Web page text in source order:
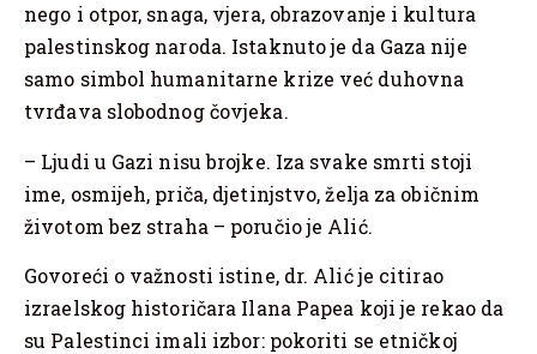
nego i otpor, snaga, vjera, obrazovanje i kultura
palestinskog naroda. Istaknuto je da Gaza nije
samo simbol humanitarne krize već duhovna
tvrđava slobodnog čovjeka.
– Ljudi u Gazi nisu brojke. Iza svake smrti stoji
ime, osmijeh, priča, djetinjstvo, želja za običnim
životom bez straha – poručio je Alić.
Govoreći o važnosti istine, dr. Alić je citirao
izraelskog historičara Ilana Papea koji je rekao da
su Palestinci imali izbor: pokoriti se etničkoj